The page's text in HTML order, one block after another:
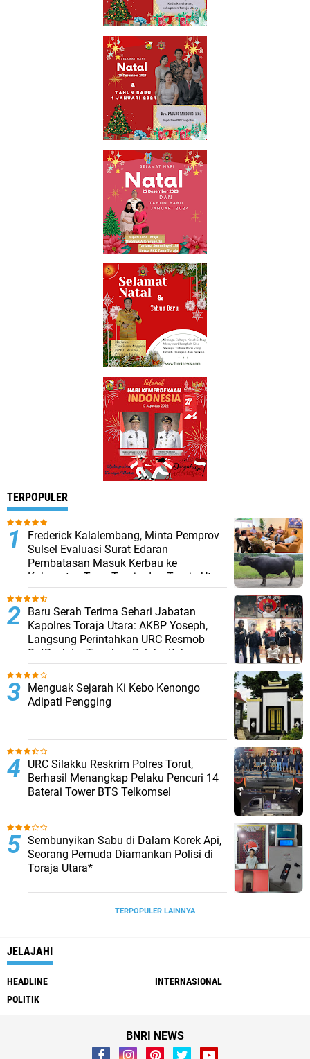
TERPOPULER
Frederick Kalalembang, Minta Pemprov
Sulsel Evaluasi Surat Edaran
Pembatasan Masuk Kerbau ke
Kabupaten Tana Toraja dan Toraja Utara
Baru Serah Terima Sehari Jabatan
Kapolres Toraja Utara: AKBP Yoseph,
Langsung Perintahkan URC Resmob
SatReskrim Tangkap Pelaku Kekerasan
Seksual Anak Di Bawah Umur
Menguak Sejarah Ki Kebo Kenongo
Adipati Pengging
URC Silakku Reskrim Polres Torut,
Berhasil Menangkap Pelaku Pencuri 14
Baterai Tower BTS Telkomsel
Sembunyikan Sabu di Dalam Korek Api,
Seorang Pemuda Diamankan Polisi di
Toraja Utara*
TERPOPULER LAINNYA
JELAJAHI
HEADLINE
INTERNASIONAL
POLITIK
BNRI NEWS